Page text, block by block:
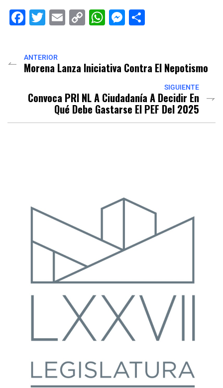
Facebook
Twitter
EmailCopyWhatsApp
Messenger
ANTERIOR
Morena Lanza Iniciativa Contra El Nepotismo
SIGUIENTE
Convoca PRI NL A Ciudadanía A Decidir En
Qué Debe Gastarse El PEF Del 2025